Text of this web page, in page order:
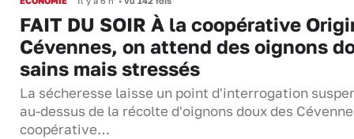
FAIT DU SOIR À la coopérative
Cévennes, on attend des oignons
sains mais stressés
La sécheresse laisse un point d'interrogation
au-dessus de la récolte d'oignons doux des
coopérative…